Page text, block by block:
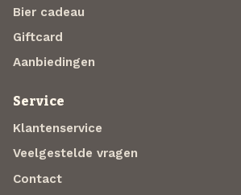
Bier cadeau
Giftcard
Aanbiedingen
Service
Klantenservice
Veelgestelde vragen
Contact